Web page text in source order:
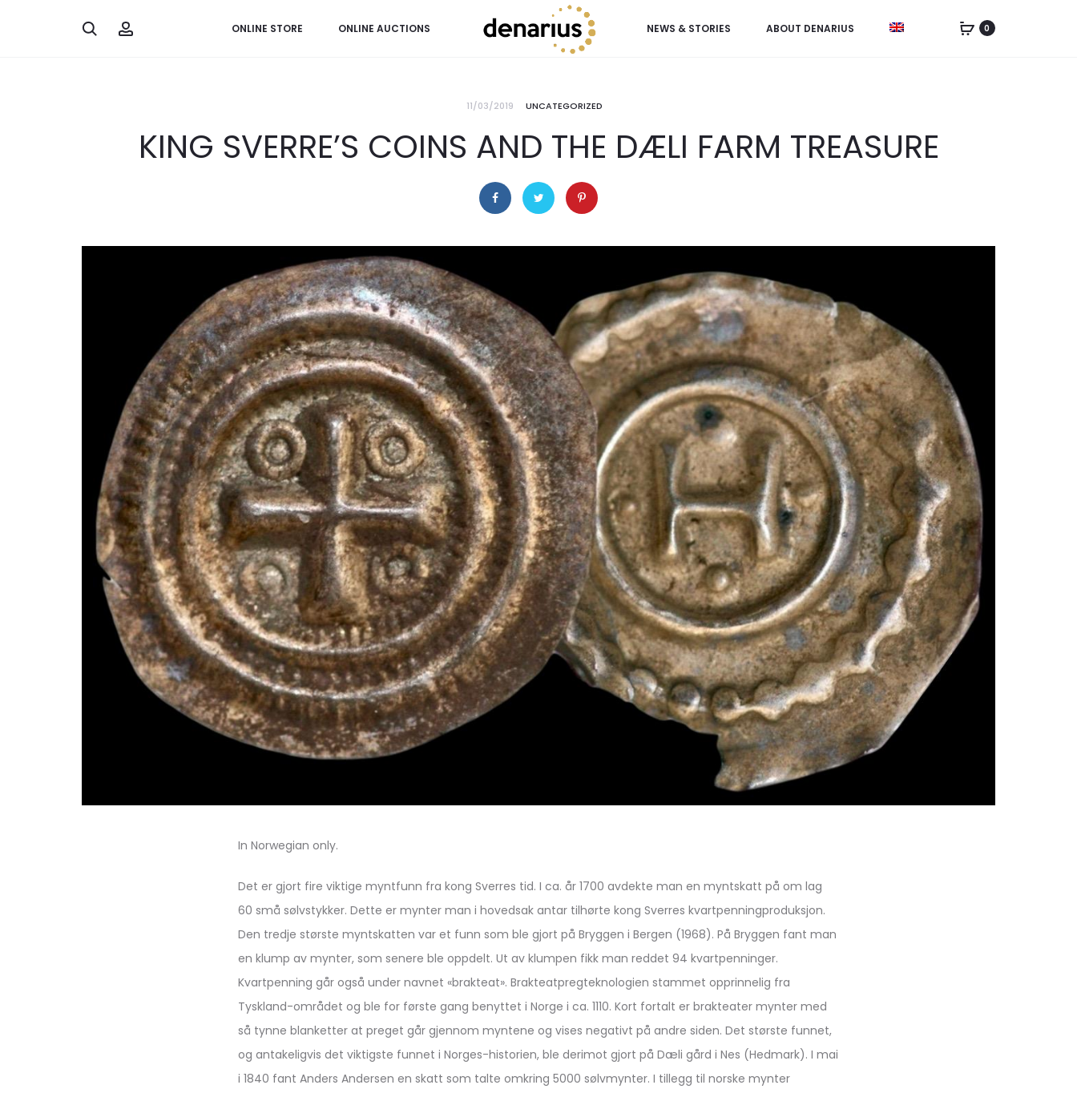
Search ONLINE STORE ONLINE AUCTIONS NEWS & STORIES ABOUT DENARIUS 0
11/03/2019 UNCATEGORIZED
KING SVERRE’S COINS AND THE DÆLI FARM TREASURE
In Norwegian only.
Det er gjort fire viktige myntfunn fra kong Sverres tid. I ca. år 1700 avdekte man en myntskatt på om lag
60 små sølvstykker. Dette er mynter man i hovedsak antar tilhørte kong Sverres kvartpenningproduksjon.
Den tredje største myntskatten var et funn som ble gjort på Bryggen i Bergen (1968). På Bryggen fant man
en klump av mynter, som senere ble oppdelt. Ut av klumpen fikk man reddet 94 kvartpenninger.
Kvartpenning går også under navnet «brakteat». Brakteatpregteknologien stammet opprinnelig fra
Tyskland-området og ble for første gang benyttet i Norge i ca. 1110. Kort fortalt er brakteater mynter med
så tynne blanketter at preget går gjennom myntene og vises negativt på andre siden. Det største funnet,
og antakeligvis det viktigste funnet i Norges-historien, ble derimot gjort på Dæli gård i Nes (Hedmark). I mai
i 1840 fant Anders Andersen en skatt som talte omkring 5000 sølvmynter. I tillegg til norske mynter